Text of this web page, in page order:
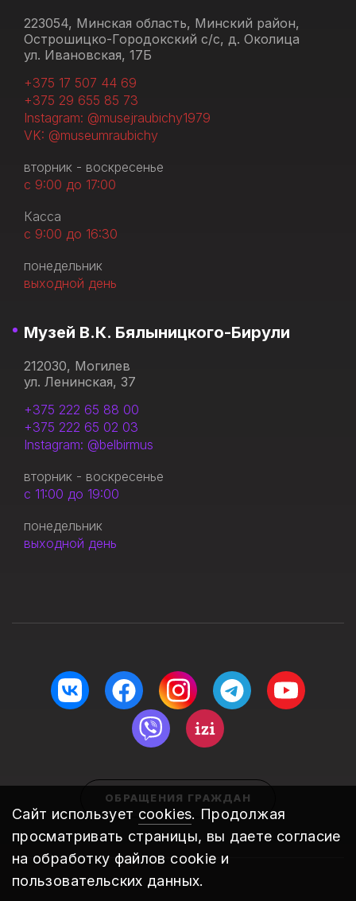
Сайт использует cookies. Продолжая
просматривать страницы, вы даете согласие
на обработку файлов cookie и
пользовательских данных.
223054, Минская область, Минский район,
Острошицко-Городокский с/с, д. Околица
ул. Ивановская, 17Б
+375 17 507 44 69
+375 29 655 85 73
Instagram: @musejraubichy1979
VK: @museumraubichy
вторник - воскресенье
с 9:00 до 17:00
Касса
с 9:00 до 16:30
понедельник
выходной день
Музей В.К. Бялыницкого-Бирули
212030, Могилев
ул. Ленинская, 37
+375 222 65 88 00
+375 222 65 02 03
Instagram: @belbirmus
вторник - воскресенье
с 11:00 до 19:00
понедельник
выходной день
ОБРАЩЕНИЯ ГРАЖДАН